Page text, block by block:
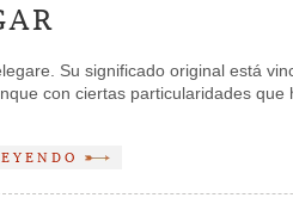
Su significado original está
con ciertas particularidades que